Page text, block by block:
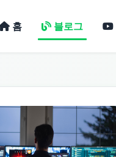
홈 블로그